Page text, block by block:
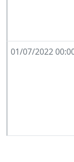
01/07/2022